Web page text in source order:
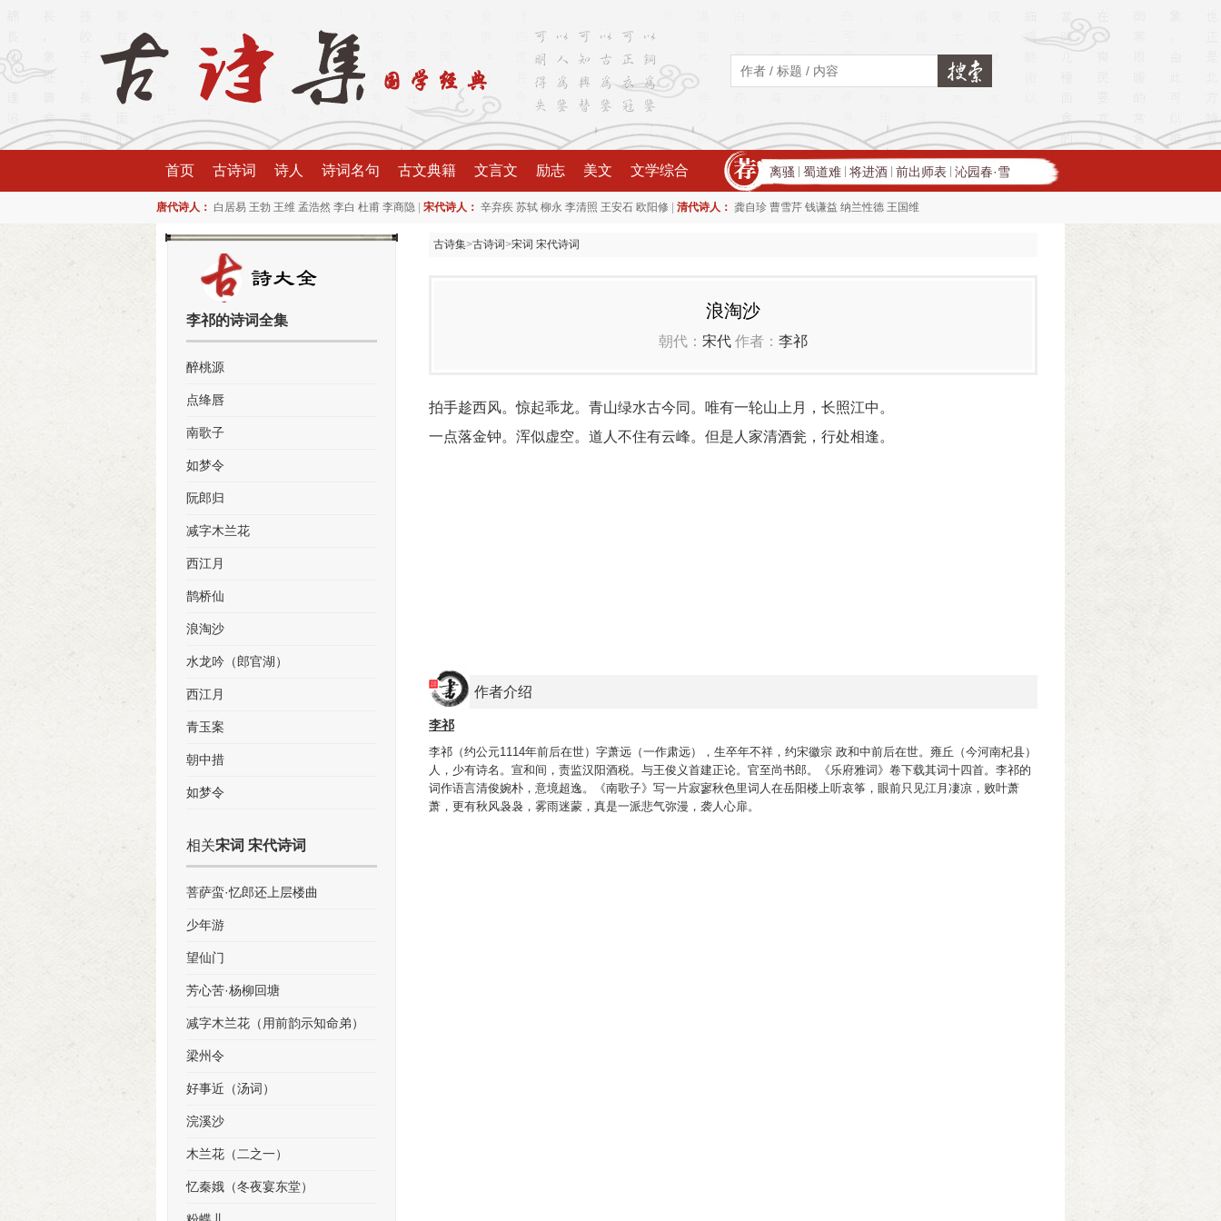
首页 古诗词 诗人 诗词名句 古文典籍 文言文 励志 美文 文学综合 离骚 蜀道难 将进酒 前出师表 沁园春·雪
唐代诗人： 白居易 王勃 王维 孟浩然 李白 杜甫 李商隐 宋代诗人： 辛弃疾 苏轼 柳永 李清照 王安石 欧阳修 清代诗人： 龚自珍 曹雪芹 钱谦益 纳兰性德 王国维
古诗集>古诗词>宋词 宋代诗词
浪淘沙
朝代： 宋代 作者： 李祁
拍手趁西风。惊起乖龙。青山绿水古今同。唯有一轮山上月，长照江中。
一点落金钟。浑似虚空。道人不住有云峰。但是人家清酒瓮，行处相逢。
作者介绍
李祁
李祁（约公元1114年前后在世）字萧远（一作肃远），生卒年不祥，约宋徽宗 政和中前后在世。雍丘（今河南杞县）
人，少有诗名。宣和间，责监汉阳酒税。与王俊义首建正论。官至尚书郎。《乐府雅词》卷下载其词十四首。李祁的
词作语言清俊婉朴，意境超逸。《南歌子》写一片寂寥秋色里词人在岳阳楼上听哀筝，眼前只见江月凄凉，败叶萧
萧，更有秋风袅袅，雾雨迷蒙，真是一派悲气弥漫，袭人心扉。
李祁的诗词全集
醉桃源
点绛唇
南歌子
如梦令
阮郎归
减字木兰花
西江月
鹊桥仙
浪淘沙
水龙吟（郎官湖）
西江月
青玉案
朝中措
如梦令
相关宋词 宋代诗词
菩萨蛮·忆郎还上层楼曲
少年游
望仙门
芳心苦·杨柳回塘
减字木兰花（用前韵示知命弟）
梁州令
好事近（汤词）
浣溪沙
木兰花（二之一）
忆秦娥（冬夜宴东堂）